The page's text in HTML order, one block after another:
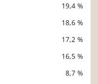
19,4 %
18,6 %
17,2 %
16,5 %
8,7 %